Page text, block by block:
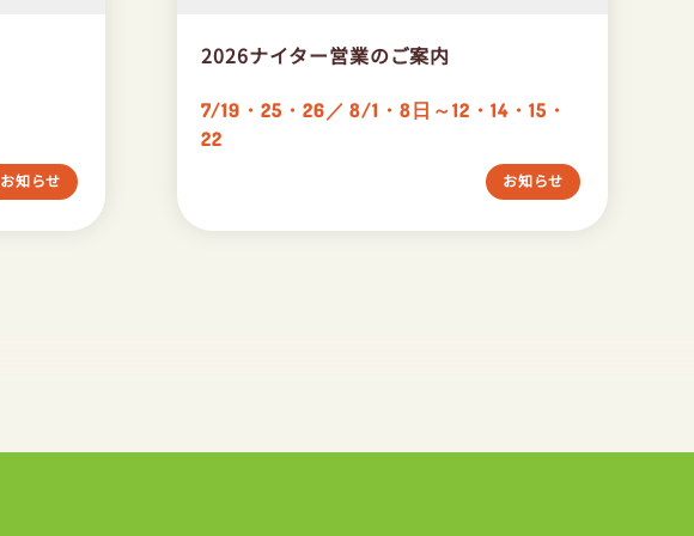
お知らせ
2026ナイター営業のご案内
7/19・25・26／ 8/1・8日～12・14・15・
22
お知らせ